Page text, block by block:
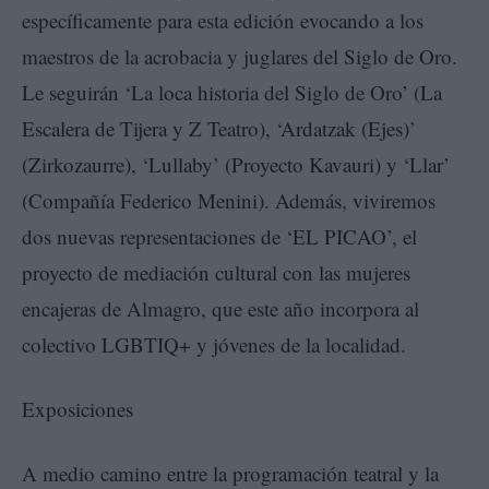
específicamente para esta edición evocando a los
maestros de la acrobacia y juglares del Siglo de Oro.
Le seguirán ‘La loca historia del Siglo de Oro’ (La
Escalera de Tijera y Z Teatro), ‘Ardatzak (Ejes)’
(Zirkozaurre), ‘Lullaby’ (Proyecto Kavauri) y ‘Llar’
(Compañía Federico Menini). Además, viviremos
dos nuevas representaciones de ‘EL PICAO’, el
proyecto de mediación cultural con las mujeres
encajeras de Almagro, que este año incorpora al
colectivo LGBTIQ+ y jóvenes de la localidad.
Exposiciones
A medio camino entre la programación teatral y la